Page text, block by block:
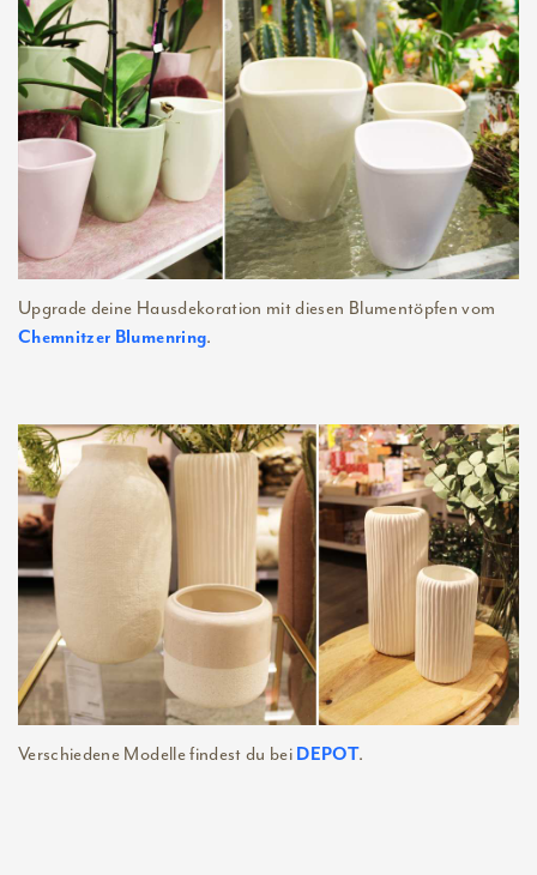
Upgrade deine Hausdekoration mit diesen Blumentöpfen vom
Chemnitzer Blumenring.
Verschiedene Modelle findest du bei DEPOT.